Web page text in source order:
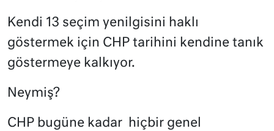
Kendi 13 seçim yenilgisini haklı
göstermek için CHP tarihini kendine tanık
göstermeye kalkıyor.
Neymiş?
CHP bugüne kadar
hiçbir genel